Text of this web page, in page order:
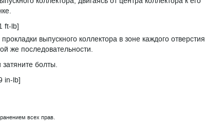
ft-lb]
выпускного коллектора в зоне каждого отверстия
же последовательности.
затяните болты.
lb]
всех прав.